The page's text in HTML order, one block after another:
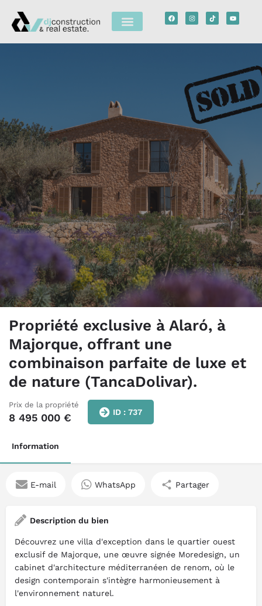
Propriété exclusive à Alaró, à
Majorque, offrant une
combinaison parfaite de luxe et
de nature (TancaDolivar).
Prix de la propriété
8 495 000 € ID : 737
Information
E-mail WhatsApp Partager
Description du bien
Découvrez une villa d'exception dans le quartier ouest
exclusif de Majorque, une œuvre signée Moredesign, un
cabinet d'architecture méditerranéen de renom, où le
design contemporain s'intègre harmonieusement à
l'environnement naturel.